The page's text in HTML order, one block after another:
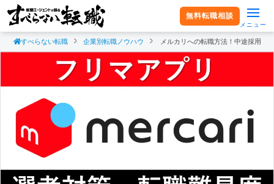
無料転職相談
メニュー
すべらない転職 企業別転職ノウハウ メルカリへの転職方法！中途採用の